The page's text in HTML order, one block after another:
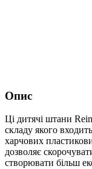
Опис
Ці дитячі штани
складу якого
харчових
дозволяє
створювати більш